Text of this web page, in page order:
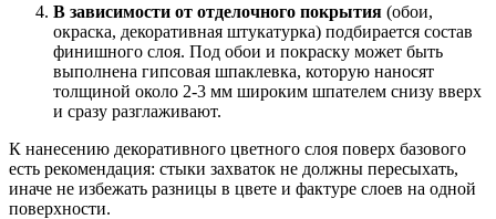
В зависимости от отделочного покрытия (обои,
окраска, декоративная штукатурка) подбирается состав
финишного слоя. Под обои и покраску может быть
выполнена гипсовая шпаклевка, которую наносят
толщиной около 2-3 мм широким шпателем снизу вверх
и сразу разглаживают.
К нанесению декоративного цветного слоя поверх базового
есть рекомендация: стыки захваток не должны пересыхать,
иначе не избежать разницы в цвете и фактуре слоев на одной
поверхности.